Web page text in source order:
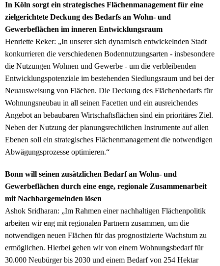
In Köln sorgt ein strategisches Flächenmanagement für eine
zielgerichtete Deckung des Bedarfs an Wohn- und
Gewerbeflächen im inneren Entwicklungsraum
Henriette Reker: „In unserer sich dynamisch entwickelnden Stadt
konkurrieren die verschiedenen Bodennutzungsarten - insbesondere
die Nutzungen Wohnen und Gewerbe - um die verbleibenden
Entwicklungspotenziale im bestehenden Siedlungsraum und bei der
Neuausweisung von Flächen. Die Deckung des Flächenbedarfs für
Wohnungsneubau in all seinen Facetten und ein ausreichendes
Angebot an bebaubaren Wirtschaftsflächen sind ein prioritäres Ziel.
Neben der Nutzung der planungsrechtlichen Instrumente auf allen
Ebenen soll ein strategisches Flächenmanagement die notwendigen
Abwägungsprozesse optimieren.“
Bonn will seinen zusätzlichen Bedarf an Wohn- und
Gewerbeflächen durch eine enge, regionale Zusammenarbeit
mit Nachbargemeinden lösen
Ashok Sridharan: „Im Rahmen einer nachhaltigen Flächenpolitik
arbeiten wir eng mit regionalen Partnern zusammen, um die
notwendigen neuen Flächen für das prognostizierte Wachstum zu
ermöglichen. Hierbei gehen wir von einem Wohnungsbedarf für
30.000 Neubürger bis 2030 und einem Bedarf von 254 Hektar